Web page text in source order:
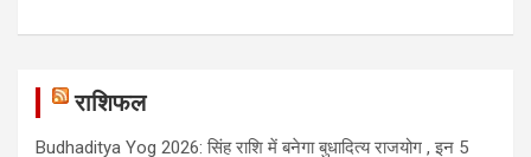
राशिफल
Budhaditya Yog 2026: सिंह राशि में बनेगा बुधादित्य राजयोग , इन 5